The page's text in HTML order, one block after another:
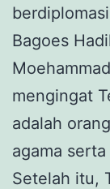
Bagoes
mengingat
adalah
agama
Setelah itu,